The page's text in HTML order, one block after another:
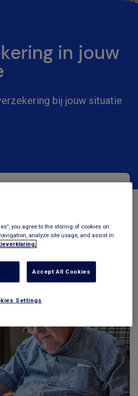
in jouw
bij jouw situatie
you agree to the storing of cookies on
analyze site usage, and assist in
Accept All Cookies
Settings